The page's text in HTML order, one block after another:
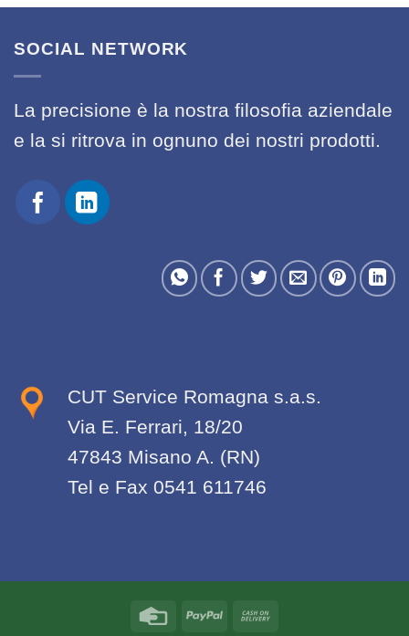
SOCIAL NETWORK
La precisione è la nostra filosofia aziendale
e la si ritrova in ognuno dei nostri prodotti.
CUT Service Romagna s.a.s.
Via E. Ferrari, 18/20
47843 Misano A. (RN)
Tel e Fax 0541 611746